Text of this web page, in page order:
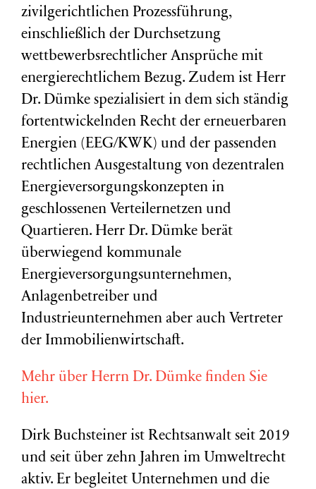
zivilgerichtlichen Prozessführung,
einschließlich der Durchsetzung
wettbewerbsrechtlicher Ansprüche mit
energierechtlichem Bezug. Zudem ist Herr
Dr. Dümke spezialisiert in dem sich ständig
fortentwickelnden Recht der erneuerbaren
Energien (EEG/KWK) und der passenden
rechtlichen Ausgestaltung von dezentralen
Energieversorgungskonzepten in
geschlossenen Verteilernetzen und
Quartieren. Herr Dr. Dümke berät
überwiegend kommunale
Energieversorgungsunternehmen,
Anlagenbetreiber und
Industrieunternehmen aber auch Vertreter
der Immobilienwirtschaft.
Mehr über Herrn Dr. Dümke finden Sie
hier.
Dirk Buchsteiner ist Rechtsanwalt seit 2019
und seit über zehn Jahren im Umweltrecht
aktiv. Er begleitet Unternehmen und die